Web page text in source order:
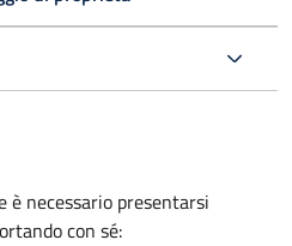
necessario presentarsi
con sé: